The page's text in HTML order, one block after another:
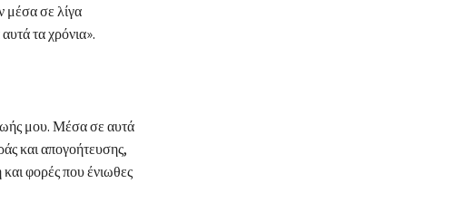
μέσα σε λίγα
τα χρόνια».
μου. Μέσα σε αυτά
και απογοήτευσης,
φορές που ένιωθες